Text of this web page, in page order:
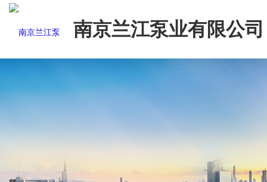
南京兰江泵业有限公司